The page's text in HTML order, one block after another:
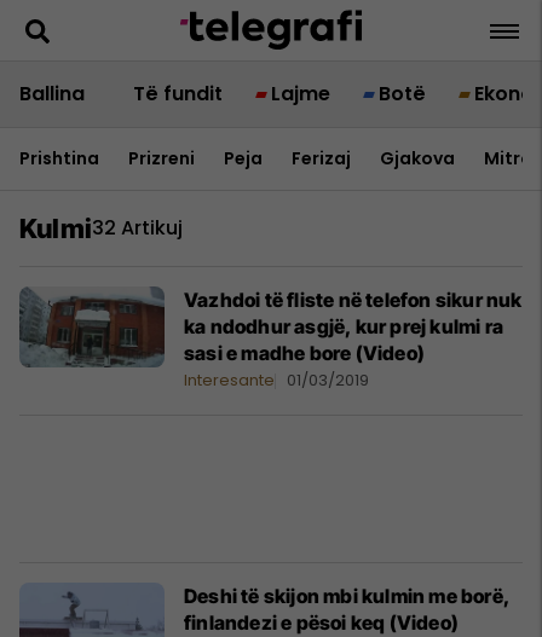
Ballina Të fundit Lajme Botë
Prishtina Prizreni Peja Ferizaj Gjakova
Kulmi32 Artikuj
Vazhdoi të fliste në telefon sikur nuk
ka ndodhur asgjë, kur prej kulmi ra
sasi e madhe bore (Video)
Interesante 01/03/2019
Deshi të skijon mbi kulmin me borë,
finlandezi e pësoi keq (Video)